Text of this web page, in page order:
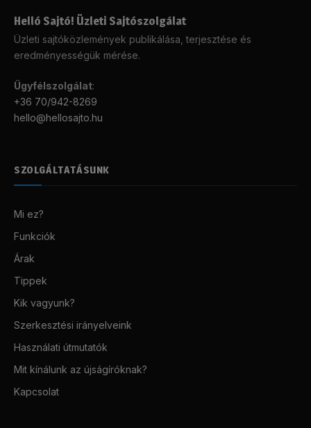
Helló Sajtó! Üzleti Sajtószolgálat
Üzleti sajtóközlemények publikálása, terjesztése és
eredményességük mérése.
Ügyfélszolgálat:
+36 70/942-8269
hello@hellosajto.hu
SZOLGÁLTATÁSUNK
Mi ez?
Funkciók
Árak
Tippek
Kik vagyunk?
Szerkesztési irányelveink
Használati útmutatók
Mit kínálunk az újságíróknak?
Kapcsolat